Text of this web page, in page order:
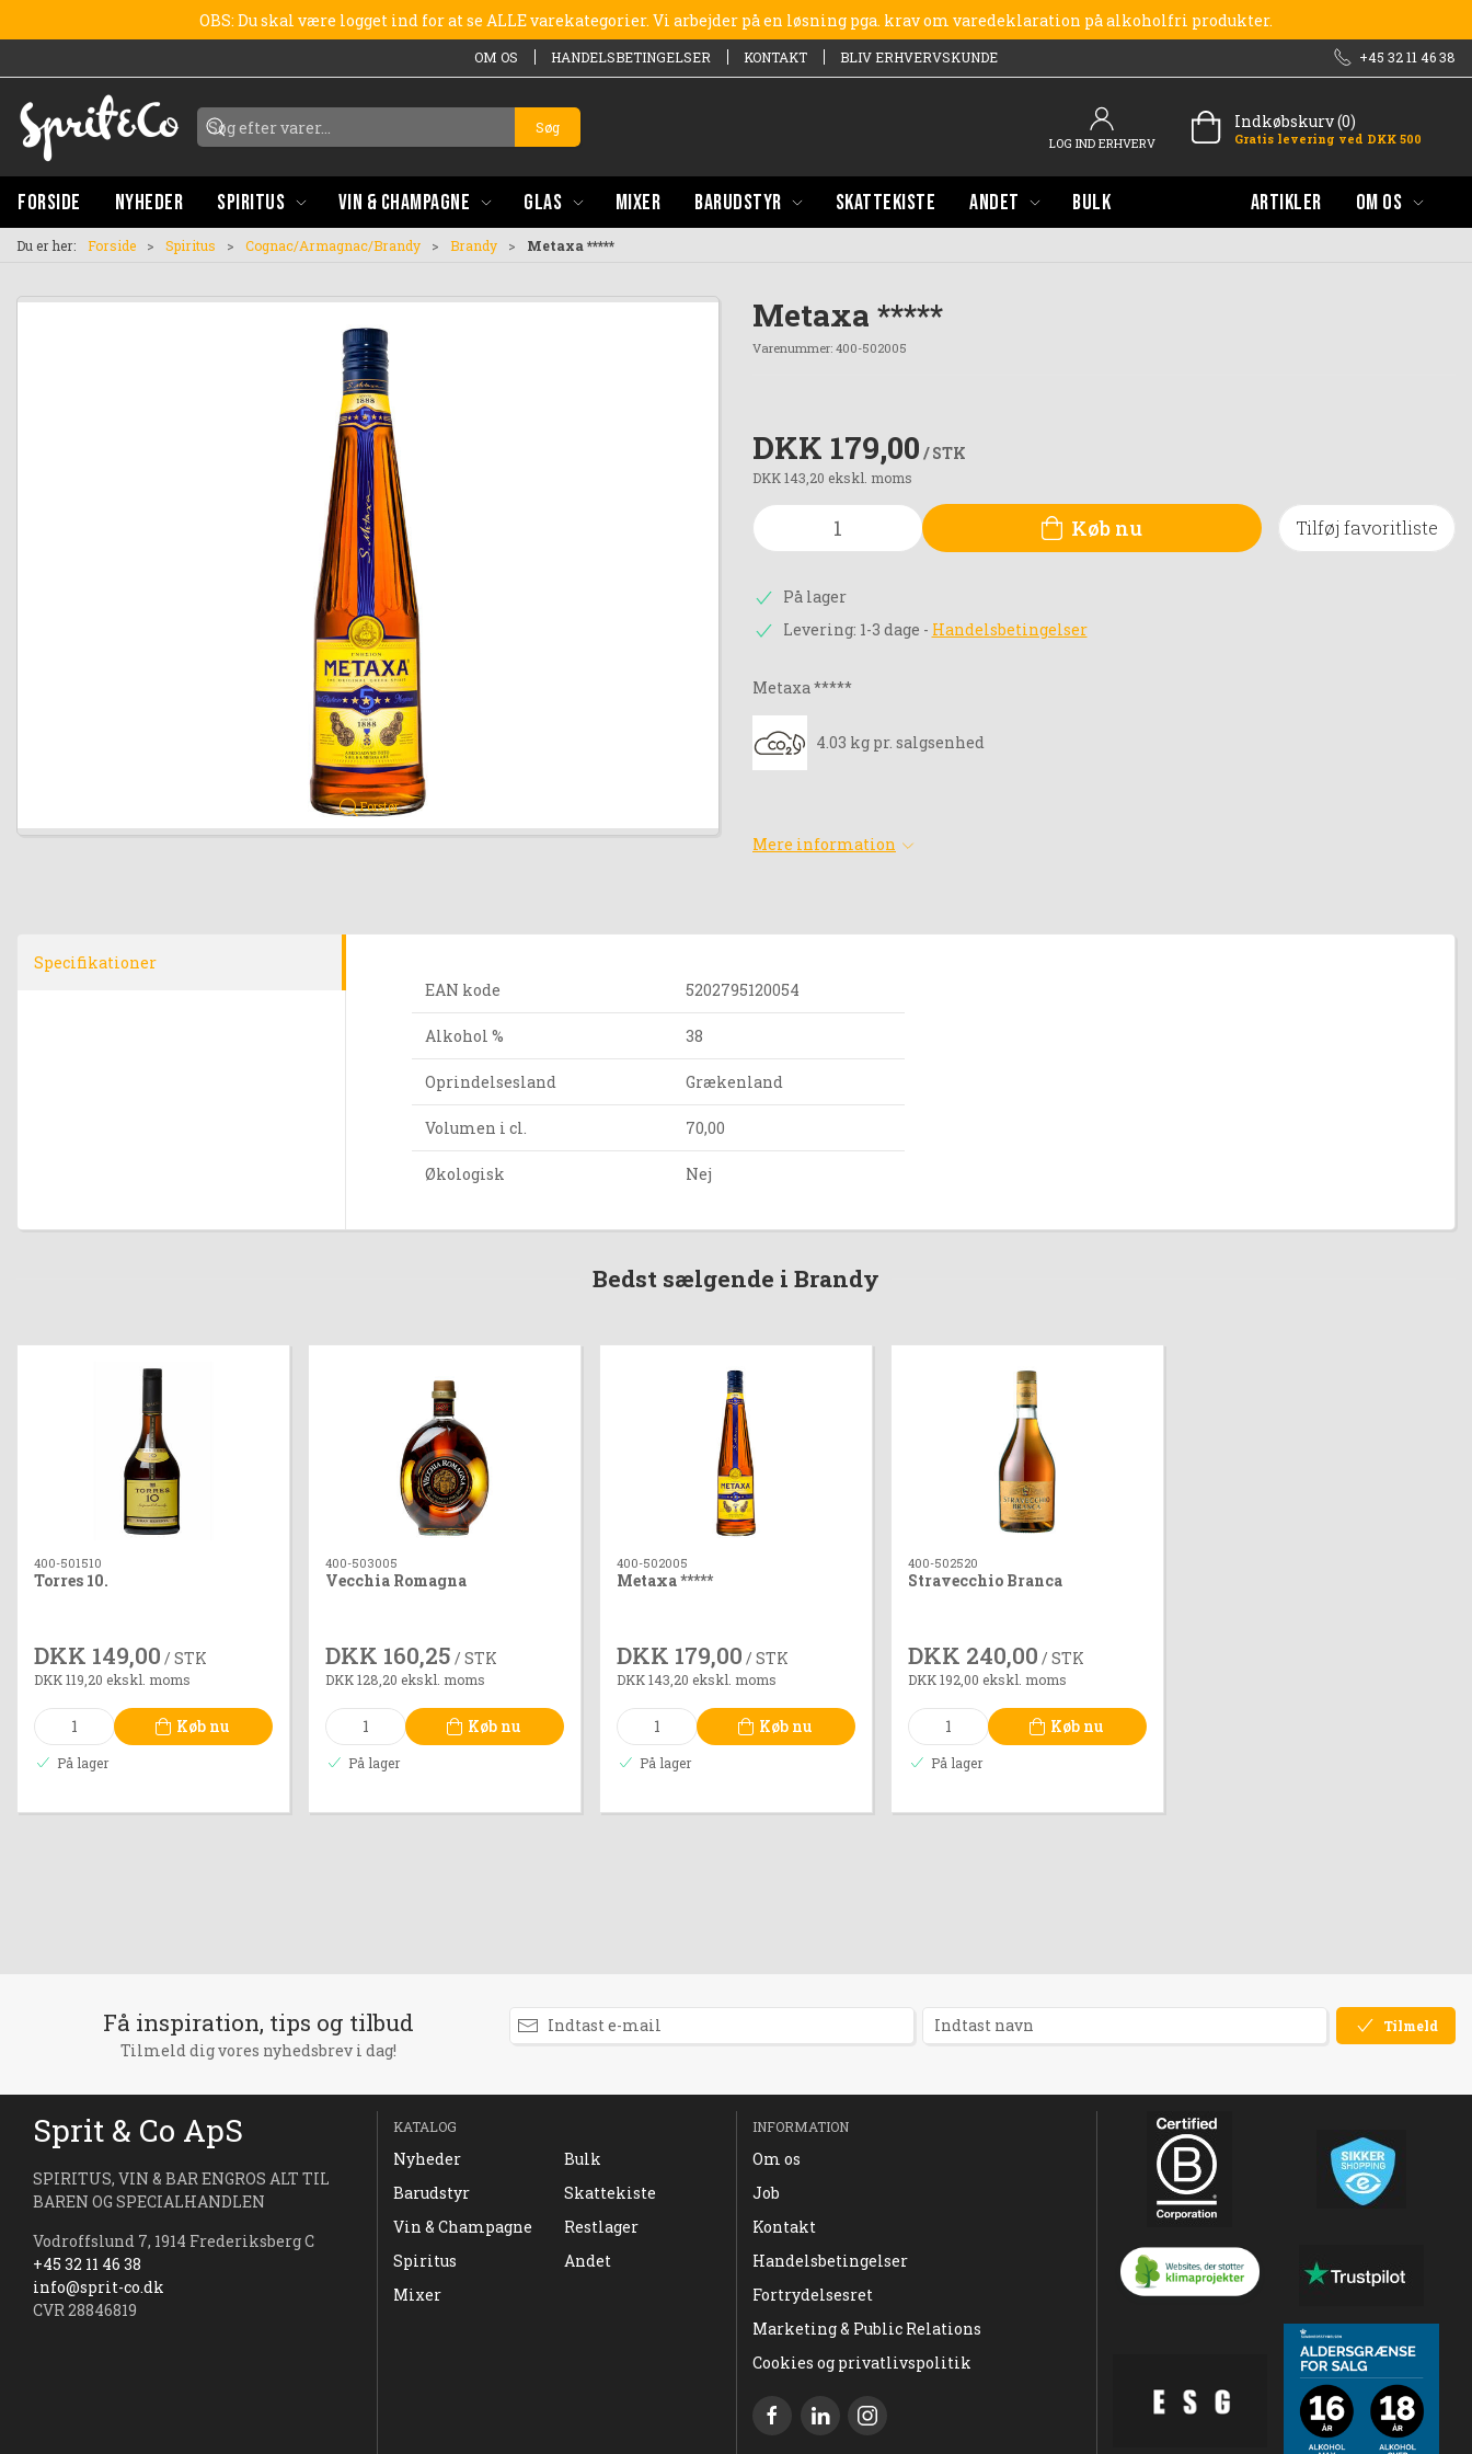
OBS: Du skal være logget ind for at se ALLE varekategorier. Vi arbejder på en løsning pga. krav om varedeklaration på alkoholfri produkter.
OM OS HANDELSBETINGELSER KONTAKT BLIV ERHVERVSKUNDE +45 32 11 46 38
Søg
LOG IND ERHVERV
Indkøbskurv (0)
Gratis levering ved DKK 500
FORSIDE NYHEDER SPIRITUS VIN & CHAMPAGNE GLAS MIXER BARUDSTYR SKATTEKISTE ANDET BULK ARTIKLER OM OS
Du er her: Forside Spiritus Cognac/Armagnac/Brandy Brandy Metaxa *****
Forstør
Metaxa *****
Varenummer: 400-502005
DKK 179,00 / STK
DKK 143,20 ekskl. moms
Køb nu Tilføj favoritliste
På lager
Levering: 1-3 dage - Handelsbetingelser
Metaxa *****
4.03 kg pr. salgsenhed
Mere information
Specifikationer
EAN kode
5202795120054
Alkohol % 38
Oprindelsesland Grækenland
Volumen i cl. 70,00
Økologisk Nej
Bedst sælgende i Brandy
400-501510
Torres 10.
DKK 149,00 / STK
DKK 119,20 ekskl. moms
Køb nu
På lager
400-503005
Vecchia Romagna
DKK 160,25 / STK
DKK 128,20 ekskl. moms
Køb nu
På lager
400-502005
Metaxa *****
DKK 179,00 / STK
DKK 143,20 ekskl. moms
Køb nu
På lager
400-502520
Stravecchio Branca
DKK 240,00 / STK
DKK 192,00 ekskl. moms
Køb nu
På lager
Få inspiration, tips og tilbud
Tilmeld dig vores nyhedsbrev i dag!
Tilmeld
Sprit & Co ApS
SPIRITUS, VIN & BAR ENGROS ALT TIL
BAREN OG SPECIALHANDLEN
Vodroffslund 7, 1914 Frederiksberg C
+45 32 11 46 38
info@sprit-co.dk
CVR 28846819
KATALOG
Nyheder
Barudstyr
Vin & Champagne
Spiritus
Mixer
Bulk
Skattekiste
Restlager
Andet
INFORMATION
Om os
Job
Kontakt
Handelsbetingelser
Fortrydelsesret
Marketing & Public Relations
Cookies og privatlivspolitik